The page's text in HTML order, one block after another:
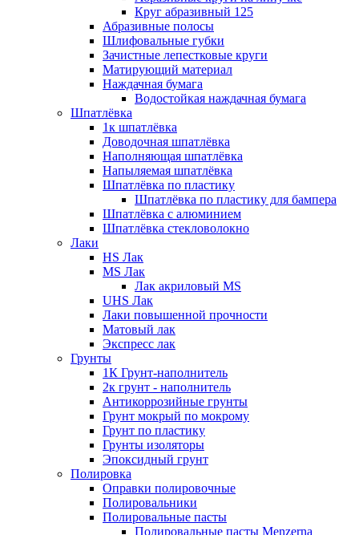
Круг абразивный 125
Абразивные полосы
Шлифовальные губки
Зачистные лепестковые круги
Матирующий материал
Наждачная бумага
Водостойкая наждачная бумага
Шпатлёвка
1к шпатлёвка
Доводочная шпатлёвка
Наполняющая шпатлёвка
Напыляемая шпатлёвка
Шпатлёвка по пластику
Шпатлёвка по пластику для бампера
Шпатлёвка с алюминием
Шпатлёвка стекловолокно
Лаки
HS Лак
MS Лак
Лак акриловый MS
UHS Лак
Лаки повышенной прочности
Матовый лак
Экспресс лак
Грунты
1К Грунт-наполнитель
2к грунт - наполнитель
Антикоррозийные грунты
Грунт мокрый по мокрому
Грунт по пластику
Грунты изоляторы
Эпоксидный грунт
Полировка
Оправки полировочные
Полировальники
Полировальные пасты
Полировальные пасты Menzerna